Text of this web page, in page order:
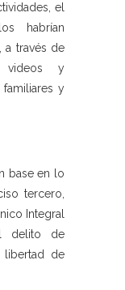
el
habrían
a través de
videos y
y
base en lo
tercero,
Integral
delito de
libertad de